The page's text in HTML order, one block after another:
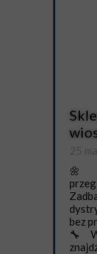
25
🌼
bez
🔧